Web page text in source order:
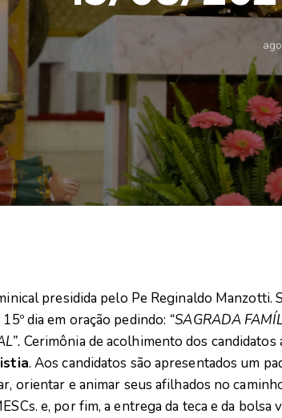
presidida pelo Pe Reginaldo Manzotti.
dia em oração pedindo: “SAGRADA
Cerimônia de acolhimento dos candidatos
. Aos candidatos são apresentados um
orientar e animar seus afilhados no
e, por fim, a entrega da teca e da bolsa